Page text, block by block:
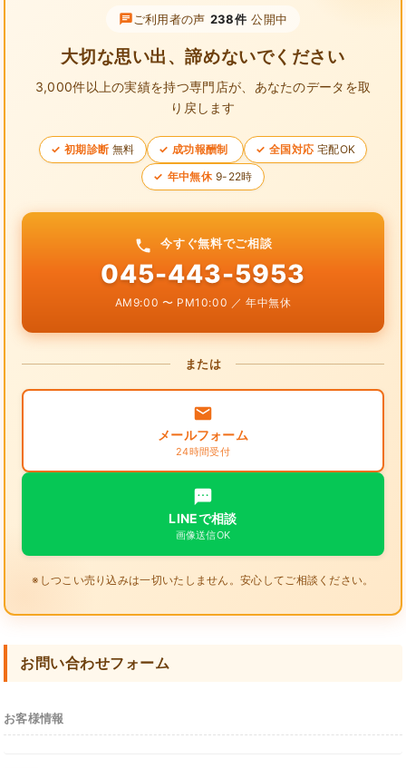
ご利用者の声 238件 公開中
大切な思い出、諦めないでください
3,000件以上の実績を持つ専門店が、 あなたのデータを取
り戻します
初期診断 無料 成功報酬制 全国対応 宅配OK
年中無休 9-22時
今すぐ無料でご相談
045-443-5953
AM9:00 〜 PM10:00 ／ 年中無休
または
メールフォーム
24時間受付
LINEで相談
画像送信OK
※しつこい売り込みは一切いたしません。安心してご相談ください。
お問い合わせフォーム
お客様情報